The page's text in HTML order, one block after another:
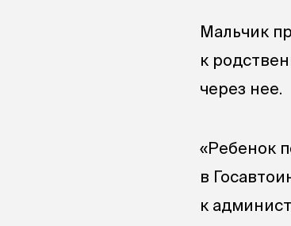
‎Мальчик
к
через нее.
«‎Ребенок
в
к